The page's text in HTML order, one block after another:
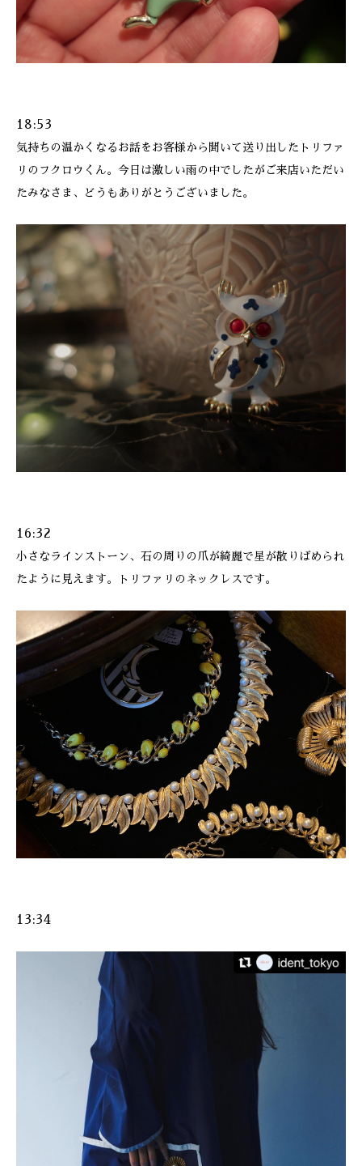
18:53
気持ちの温かくなるお話をお客様から聞いて送り出したトリファ
リのフクロウくん。今日は激しい雨の中でしたがご来店いただい
たみなさま、どうもありがとうございました。
16:32
小さなラインストーン、石の周りの爪が綺麗で星が散りばめられ
たように見えます。トリファリのネックレスです。
13:34